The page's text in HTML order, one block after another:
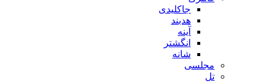
جاکلیدی
هدبند
آینه
انگشتر
شانه
مجلسی
تل